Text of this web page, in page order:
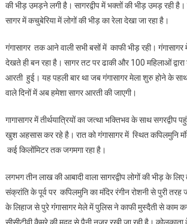
की भीड़ उमड़ने लगी है। सागरद्वीप में भक्तों की भीड़ उमड़ रही है।
सागर में कचुबेरिया में लोगों की भीड़ का रेला देखा जा रहा है।
गंगासागर तक आने वाली सभी बसों में काफी भीड़ रही। गंगासागर में
देखते ही बन रहा है। सागर तट पर ढाकी और 100 महिलाओं
आरती हुई। यह पहली बार था जब गंगासागर मेला शुरु होने के
वाले दिनों में अब हमेशा सागर आरती की जाएगी।
गागासागर में तीर्थयात्रियों का जत्था भक्तिभव के साथ
खुश अहसास कर रहे है। रात को गंगासागर में स्थित कपिलमुनि
कई किलोंमिटर तक जगमगा रहा है।
लगभग तीन लाख की आबादी वाला सागरद्वीप लोगों की भीड़ के
संक्रांति के पूर्व पर कपिलमुनि का मंदिर रंगीन रोशनी से पुरी तरह
के लिहाज से पुरे गंंगासागर मेले में पुलिस ने काफी मुस्दैती से काम